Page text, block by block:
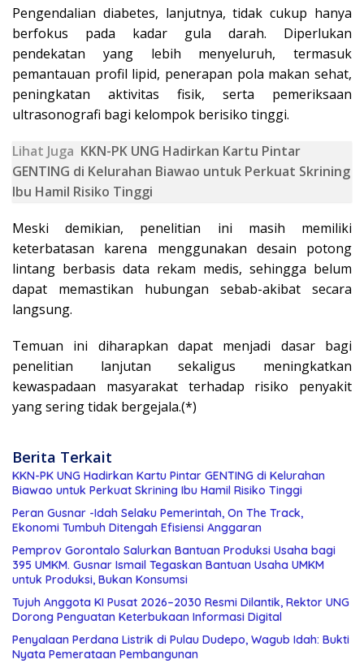
Pengendalian diabetes, lanjutnya, tidak cukup hanya
berfokus pada kadar gula darah. Diperlukan
pendekatan yang lebih menyeluruh, termasuk
pemantauan profil lipid, penerapan pola makan sehat,
peningkatan aktivitas fisik, serta pemeriksaan
ultrasonografi bagi kelompok berisiko tinggi.
Lihat Juga KKN-PK UNG Hadirkan Kartu Pintar
GENTING di Kelurahan Biawao untuk Perkuat Skrining
Ibu Hamil Risiko Tinggi
Meski demikian, penelitian ini masih memiliki
keterbatasan karena menggunakan desain potong
lintang berbasis data rekam medis, sehingga belum
dapat memastikan hubungan sebab-akibat secara
langsung.
Temuan ini diharapkan dapat menjadi dasar bagi
penelitian lanjutan sekaligus meningkatkan
kewaspadaan masyarakat terhadap risiko penyakit
yang sering tidak bergejala.(*)
Berita Terkait
KKN-PK UNG Hadirkan Kartu Pintar GENTING di Kelurahan
Biawao untuk Perkuat Skrining Ibu Hamil Risiko Tinggi
Peran Gusnar -Idah Selaku Pemerintah, On The Track,
Ekonomi Tumbuh Ditengah Efisiensi Anggaran
Pemprov Gorontalo Salurkan Bantuan Produksi Usaha bagi
395 UMKM. Gusnar Ismail Tegaskan Bantuan Usaha UMKM
untuk Produksi, Bukan Konsumsi
Tujuh Anggota KI Pusat 2026–2030 Resmi Dilantik, Rektor UNG
Dorong Penguatan Keterbukaan Informasi Digital
Penyalaan Perdana Listrik di Pulau Dudepo, Wagub Idah: Bukti
Nyata Pemerataan Pembangunan